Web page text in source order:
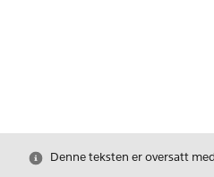
Avslutt
Denne teksten er oversatt